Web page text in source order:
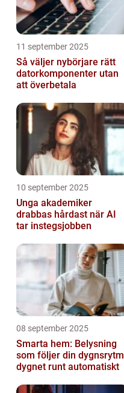
11 september 2025
Så väljer nybörjare rätt
datorkomponenter utan
att överbetala
10 september 2025
Unga akademiker
drabbas hårdast när AI
tar instegsjobben
08 september 2025
Smarta hem: Belysning
som följer din dygnsrytm
dygnet runt automatiskt